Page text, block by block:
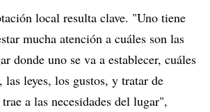
local resulta clave. "Uno tiene
mucha atención a cuáles son las
donde uno se va a establecer, cuáles
las leyes, los gustos, y tratar de
a las necesidades del lugar",